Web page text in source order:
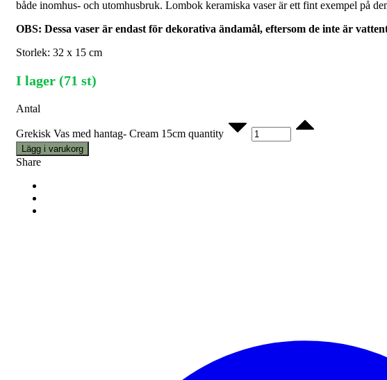
både inomhus- och utomhusbruk. Lombok keramiska vaser är ett fint exempel på
OBS: Dessa vaser är endast för dekorativa ändamål, eftersom de inte är
Storlek: 32 x 15 cm
I lager (71 st)
Antal
Grekisk Vas med hantag- Cream 15cm quantity
Lägg i varukorg
Share